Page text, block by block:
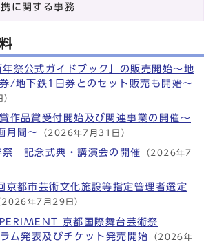
に関する事務
年祭公式ガイドブック」の販売開始～地
/地下鉄1日券とのセット販売も開始～
作品賞受付開始及び関連事業の開催～
月間～
（2026年7月31日）
祭 記念式典・講演会の開催 （2026年7
京都市芸術文化施設等指定管理者選定
2026年7月29日）
京都国際舞台芸術祭
ム発表及びチケット発売開始
（2026年